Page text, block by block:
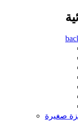
صغيرة